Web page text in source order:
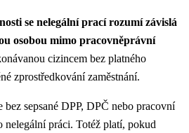
se nelegální prací rozumí závislá
osobou mimo pracovněprávní
cizincem bez platného
zprostředkování zaměstnání.
bez sepsané DPP, DPČ nebo pracovní
nelegální práci. Totéž platí, pokud